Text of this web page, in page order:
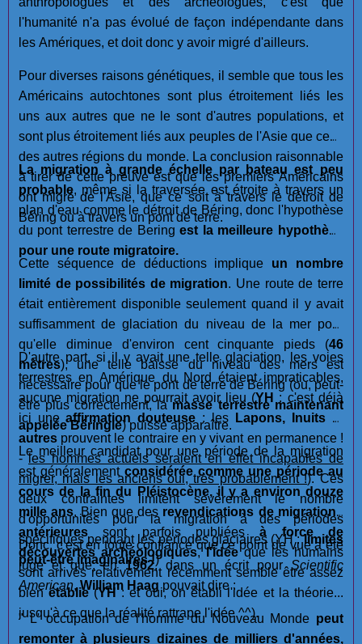
l'humanité n'a pas évolué de façon indépendante dans
les Amériques, et doit donc y avoir migré d'ailleurs.
Pour diverses raisons génétiques, il semble que tous les
Américains autochtones sont plus étroitement liés les
uns aux autres que ne le sont d'autres populations, et
sont plus étroitement liés aux peuples de l'Asie que ceux
des autres régions du monde. La conclusion raisonnable
à tirer de cette preuve est que les premiers Américains
ont migré de l'Asie, que ce soit à travers le détroit de
Béring ou à travers un pont de terre.
La migration à grande échelle par bateau est peu
probable, même si la traversée est étroite à travers un
plan d'eau comme le détroit de Béring, donc l'hypothèse
du pont terrestre de Bering est la meilleure hypothèse
pour une route migratoire.
Cette séquence de déductions implique un nombre
limité de possibilités de migration. Une route de terre
était entièrement disponible seulement quand il y avait
suffisamment de glaciation du niveau de la mer pour
qu'elle diminue d'environ cent cinquante pieds (46
mètres), une telle baisse du niveau des mers est
nécessaire pour que le pont de terre de Béring (ou, peut-
être plus correctement, lamasse terrestre maintenant
appelée Béringie) puisse apparaître.
D'autre part, si il y avait une telle glaciation, les voies
terrestres en Amérique du Nord étaient impraticables,
aucune migration ne pourrait avoir lieu (YH : c'est déjà
ici une affirmation douteuse : les Lapons, Inuits et
autres prouvent le contraire en y vivant en permanence !
-les hommes actuels seraient en effet incapables de
migrer, mais les anciens oui, très probablement !). Ces
deux contraintes limitent sévèrement le nombre
d'opportunités pour la migration à des périodes
spécifiques pendant les périodes glaciaires (YH :limites
peut-être imaginaires !)
Le meilleur candidat pour une période de la migration
est généralement considérée comme une période au
cours de la fin du Pléistocène, il y a environ douze
mille ans. Bien que des revendications de migrations
antérieures sont parfois publiées à force de
découvertes archéologiques,l'idéeque les humains
sont arrivés relativement récemment semble être assez
bienétablie(YH: et oui, on établi l'idée et la théorie...
jusqu'à ce que la réalité rattrape l'idée ^^).
Donc, c'est en toute confiance que ce point de vue a été
jugé et que, en1962, dans un écrit pourScientific
American,William Haagpouvait dire :
" L' occupation de l'homme du Nouveau Monde peut
remonter à plusieurs dizaines de milliers d'années,